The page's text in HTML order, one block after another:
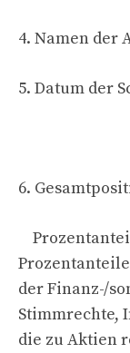
4. Namen der
5. Datum der
6.
der Finanz-/
Stimmrechte,
die zu Aktien